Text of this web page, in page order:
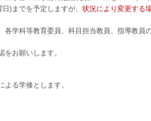
)までを予定しますが、 状況により変更する
学科等教育委員、科目担当教員、指導教員
お願いします。
る学修とします。